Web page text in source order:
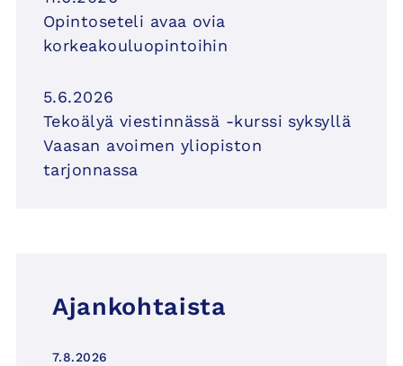
Opintoseteli avaa ovia
korkeakouluopintoihin
5.6.2026
Tekoälyä viestinnässä -kurssi syksyllä
Vaasan avoimen yliopiston
tarjonnassa
Ajankohtaista
7.8.2026